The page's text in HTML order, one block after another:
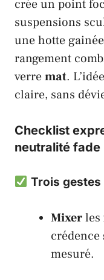
crée un point
suspensions
une hotte
rangement
verremat.
claire, sans
Checklist
neutralité fade
Trois
Mixerles
crédence
mesuré.